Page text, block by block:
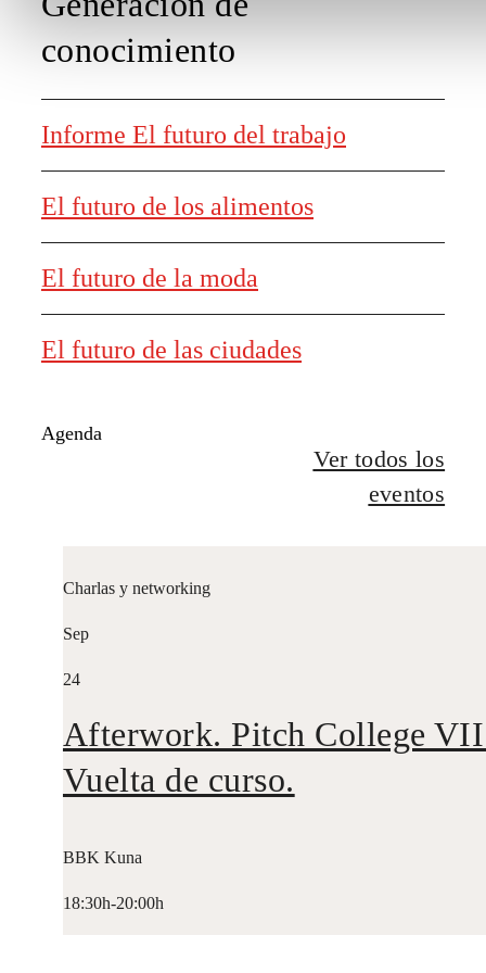
conocimiento
Informe El futuro del trabajo
El futuro de los alimentos
El futuro de la moda
El futuro de las ciudades
Agenda
Ver todos los
eventos
Charlas y networking
Sep
24
Afterwork. Pitch College
Vuelta de curso.
BBK Kuna
18:30h-20:00h